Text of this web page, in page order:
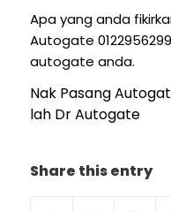
Apa yang anda
Autogate
autogate anda.
Nak Pasang
lah Dr Autogate
Share this entry